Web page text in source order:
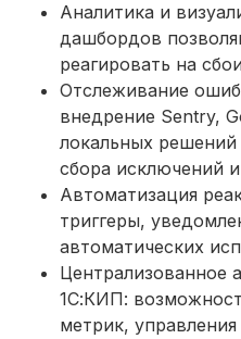
Аналитика и
дашбордов
реагировать на
Отслеживание
внедрение Sentry,
локальных решений
сбора исключений
Автоматизация
триггеры,
автоматических
Централизованное
1С:КИП:
метрик,